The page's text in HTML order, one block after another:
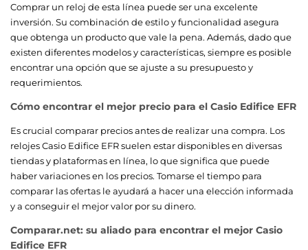
Comprar un reloj de esta línea puede ser una excelente
inversión. Su combinación de estilo y funcionalidad asegura
que obtenga un producto que vale la pena. Además, dado que
existen diferentes modelos y características, siempre es posible
encontrar una opción que se ajuste a su presupuesto y
requerimientos.
Cómo encontrar el mejor precio para el Casio Edifice EFR
Es crucial comparar precios antes de realizar una compra. Los
relojes Casio Edifice EFR suelen estar disponibles en diversas
tiendas y plataformas en línea, lo que significa que puede
haber variaciones en los precios. Tomarse el tiempo para
comparar las ofertas le ayudará a hacer una elección informada
y a conseguir el mejor valor por su dinero.
Comparar.net: su aliado para encontrar el mejor Casio
Edifice EFR